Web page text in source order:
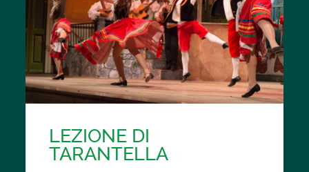
LEZIONE DI
TARANTELLA